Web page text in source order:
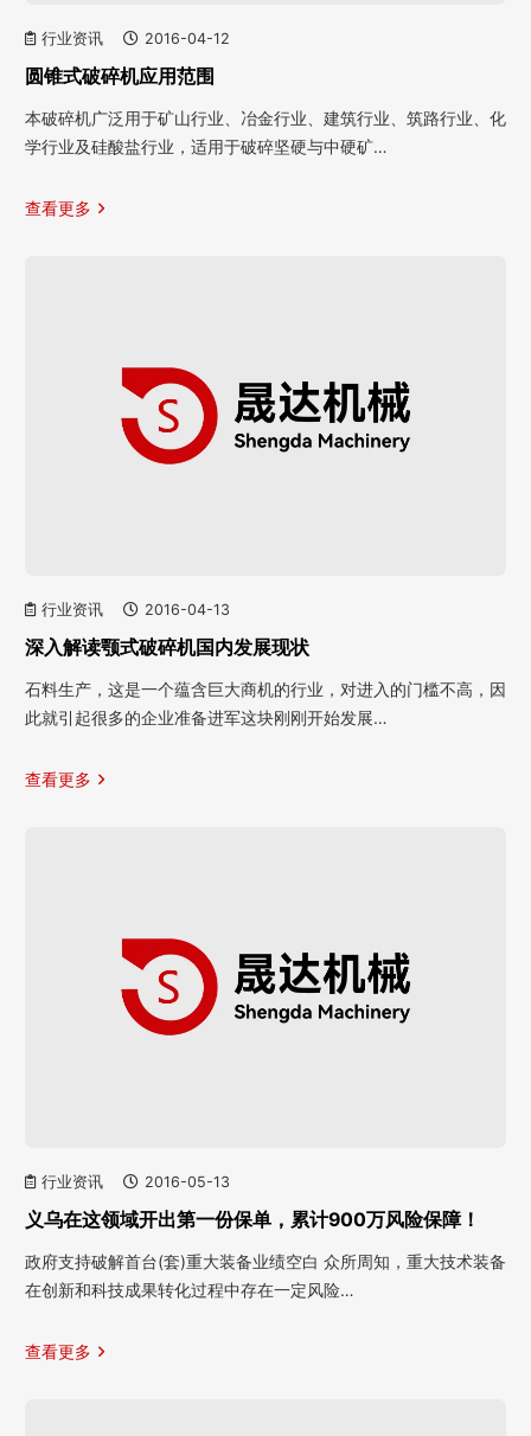
行业资讯 2016-04-12
圆锥式破碎机应用范围
本破碎机广泛用于矿山行业、冶金行业、建筑行业、筑路行业、化
学行业及硅酸盐行业，适用于破碎坚硬与中硬矿…
查看更多
行业资讯 2016-04-13
深入解读颚式破碎机国内发展现状
石料生产，这是一个蕴含巨大商机的行业，对进入的门槛不高，因
此就引起很多的企业准备进军这块刚刚开始发展…
查看更多
行业资讯 2016-05-13
义乌在这领域开出第一份保单，累计900万风险保障！
政府支持破解首台(套)重大装备业绩空白 众所周知，重大技术装备
在创新和科技成果转化过程中存在一定风险…
查看更多